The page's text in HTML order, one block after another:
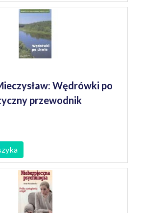
Wędrówki po
przewodnik